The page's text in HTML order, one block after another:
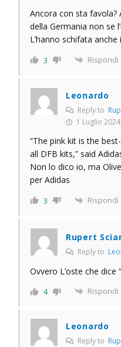
Ancora con sta favola?
della Germania non se
L’hanno schifata anche
3 Rispondi
Leonardo
Reply to
1 Luglio
“The pink kit is the
all DFB kits,” said
Non lo dico io, ma
per Adidas
3 Rispondi
Rupert
Reply to
Ovvero L’oste che dice
4 Rispondi
Leonardo
Reply to